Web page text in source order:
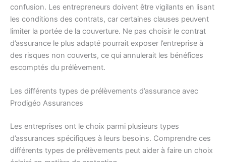
confusion. Les entrepreneurs doivent être vigilants en lisant
les conditions des contrats, car certaines clauses peuvent
limiter la portée de la couverture. Ne pas choisir le contrat
d’assurance le plus adapté pourrait exposer l’entreprise à
des risques non couverts, ce qui annulerait les bénéfices
escomptés du prélèvement.
Les différents types de prélèvements d’assurance avec
Prodigéo Assurances
Les entreprises ont le choix parmi plusieurs types
d’assurances spécifiques à leurs besoins. Comprendre ces
différents types de prélèvements peut aider à faire un choix